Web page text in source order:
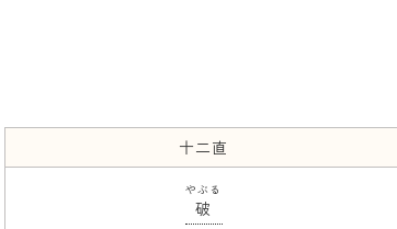
十二直
破
やぶる